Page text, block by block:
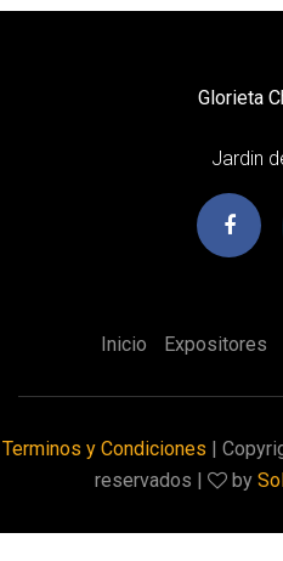
Glorieta
Jardin
Inicio Expositores
Terminos y Condiciones |
reservados |
by